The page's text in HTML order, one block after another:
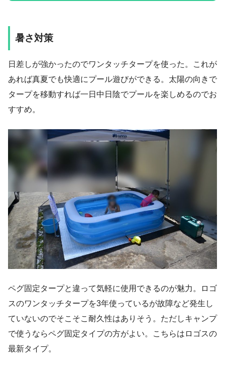
暑さ対策
日差しが強かったのでワンタッチタープを使った。これが
あれば真夏でも快適にプール遊びができる。太陽の向きで
タープを移動すれば一日中日陰でプールを楽しめるのでお
すすめ。
ペグ固定タープと違って気軽に使用できるのが魅力。ロゴ
スのワンタッチタープを3年使っているが故障など発生し
ていないのでそこそこ耐久性はありそう。ただしキャンプ
で使うならペグ固定タイプの方がよい。こちらはロゴスの
最新タイプ。